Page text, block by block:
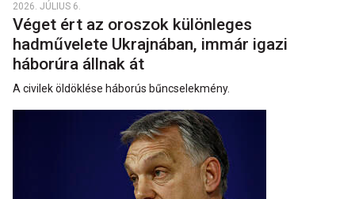
2026. JÚLIUS 6.
Véget ért az oroszok különleges
hadművelete Ukrajnában, immár igazi
háborúra állnak át
A civilek öldöklése háborús bűncselekmény.